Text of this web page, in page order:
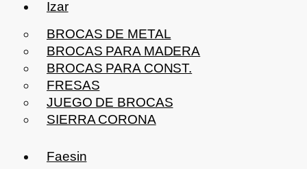
Izar
BROCAS DE METAL
BROCAS PARA MADERA
BROCAS PARA CONST.
FRESAS
JUEGO DE BROCAS
SIERRA CORONA
Faesin